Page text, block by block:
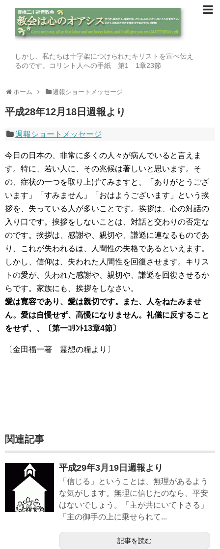
しかし、私たちは十字架につけられたキリストを宣べ伝え
るのです。コリント人への手紙 第1 1章23節
ホーム 週報ショートメッセージ
平成28年12月18日週報より
週報ショートメッセージ
今日の日本の、非常に多くの人々が病んでいると言えま
す。特に、若い人に、その兆候は著しいと思います。そ
の、症状の一つを取り上げてみますと、「ありがとうござ
います」「すみません」「おはようございます」という挨
拶を、失っている人が多いことです。挨拶は、心の対話の
入り口です。挨拶をしないことは、対話と交わりの否定な
のです。挨拶は、感謝や、親切や、謙遜に連なるものであ
り、これが失われるは、人間性の失格であるといえます。
しかし、信仰は、失われた人間性を回復させます。キリス
トの愛が、失われた感謝や、親切や、謙遜を回復させるか
らです。家族にも、挨拶をしなさい。
愛は寛容であり、愛は親切です。また、人をねたみませ
ん。愛は自慢せず、高慢になりません。礼儀に反すること
をせず、、〔第一ｺﾘﾝﾄ13章4節〕
〔金田福一著 霊想の糧より〕
関連記事
平成29年3月19日週報より
「信じる」ということは、無理があるよう
な気がします。無理に信じたのなら、平安
はないでしょう。「主が共にいて下さる」
「主の御手の上に乗せられて...
記事を読む